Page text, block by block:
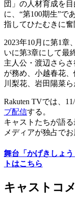
団」の人材育成を
に、“第100期生”で
指してひたむきに奮
2023年10月に第1章
いに第3章にして最
主人公・渡辺さら
が務め、小越春花
川梨花、岩田陽菜ら
Rakuten TVでは、
ブ配信する。
キャストたちが語
メディアが独占でお
舞台「かげきしょ
トはこちら
キャストコ